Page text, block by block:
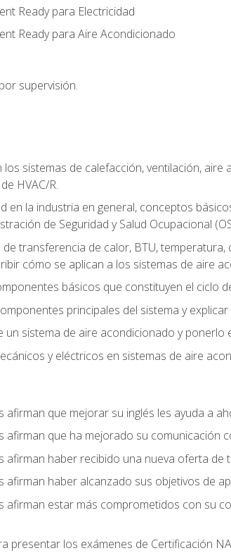
Ready para Electricidad
Ready para Aire Acondicionado
supervisión.
sistemas de calefacción, ventilación,
HVAC/R.
en la industria en general, conceptos
de Seguridad y Salud Ocupacional
transferencia de calor, BTU,
cómo se aplican a los sistemas de aire
básicos que constituyen el ciclo
principales del sistema y
un sistema de aire acondicionado y ponerlo
y eléctricos en sistemas de aire
afirman que mejorar su inglés les ayuda a
afirman que ha mejorado su comunicación
afirman haber recibido una nueva oferta
afirman haber alcanzado sus objetivos de
afirman estar más comprometidos con su
presentar los exámenes de Certificación